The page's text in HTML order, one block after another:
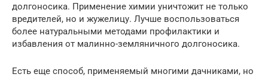
долгоносика. Применение химии уничтожит не только
вредителей, но и жужелицу. Лучше воспользоваться
более натуральными методами профилактики и
избавления от малинно-земляничного долгоносика.
Есть еще способ, применяемый многими дачниками, но